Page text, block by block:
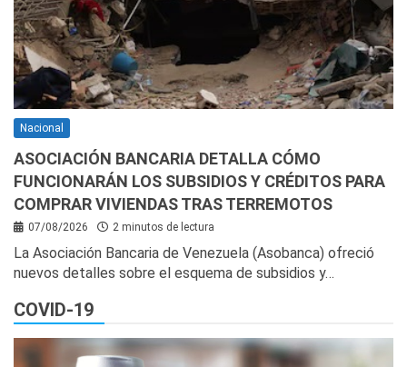
Nacional
ASOCIACIÓN BANCARIA DETALLA CÓMO
FUNCIONARÁN LOS SUBSIDIOS Y CRÉDITOS PARA
COMPRAR VIVIENDAS TRAS TERREMOTOS
07/08/2026 2 minutos de lectura
La Asociación Bancaria de Venezuela (Asobanca) ofreció
nuevos detalles sobre el esquema de subsidios y…
COVID-19